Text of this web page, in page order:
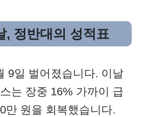
, 정반대의 성적표
9일 벌어졌습니다. 이날
는 장중 16% 가까이 급
만 원을 회복했습니다.